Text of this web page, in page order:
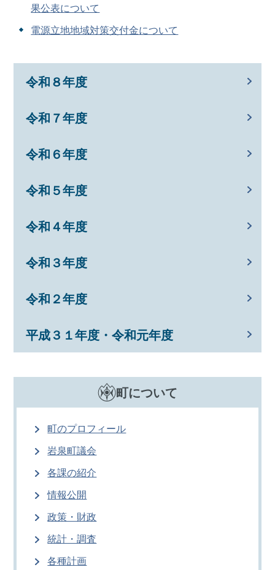
果公表について
電源立地地域対策交付金について
令和８年度
令和７年度
令和６年度
令和５年度
令和４年度
令和３年度
令和２年度
平成３１年度・令和元年度
町について
町のプロフィール
岩泉町議会
各課の紹介
情報公開
政策・財政
統計・調査
各種計画